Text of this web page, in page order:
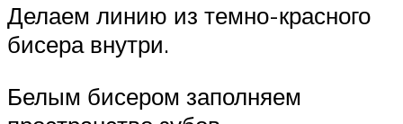
Делаем линию из темно-красного
бисера внутри.
Белым бисером заполняем